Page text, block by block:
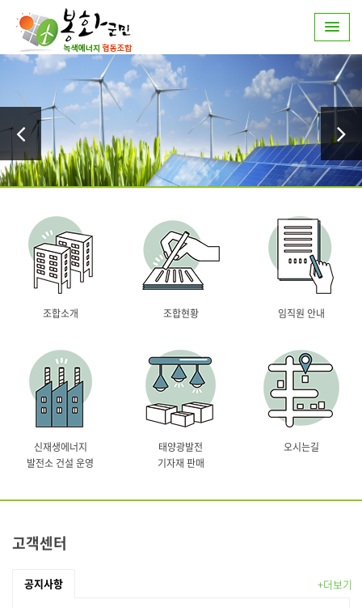
조합소개 조합현황 임직원 안내
신재생에너지
발전소 건설 운영
태양광발전
기자재 판매
오시는길
고객센터
공지사항 +더보기